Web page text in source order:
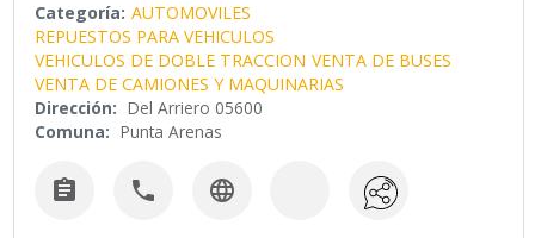
Categoría: AUTOMOVILES
REPUESTOS PARA VEHICULOS
VEHICULOS DE DOBLE TRACCION VENTA DE BUSES
VENTA DE CAMIONES Y MAQUINARIAS
Dirección: Del Arriero 05600
Comuna: Punta Arenas
  